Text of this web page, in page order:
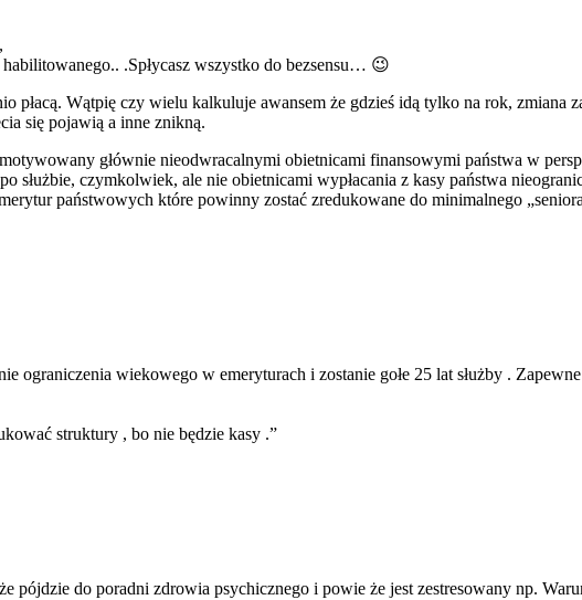
.Spłycasz wszystko do bezsensu… 😉
Wątpię czy wielu kalkuluje awansem że gdzieś idą tylko na rok, zmiana
się pojawią a inne znikną.
głównie nieodwracalnymi obietnicami finansowymi państwa w
służbie, czymkolwiek, ale nie obietnicami wypłacania z kasy państwa
państwowych które powinny zostać zredukowane do minimalnego
ograniczenia wiekowego w emeryturach i zostanie gołe 25 lat służby .
struktury , bo nie będzie kasy .”
pójdzie do poradni zdrowia psychicznego i powie że jest zestresowany np.